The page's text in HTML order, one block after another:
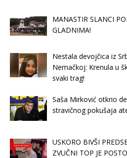
MANASTIR SLANCI
GLADNIMA!
Nestala devojčica iz
Nemačkoj: Krenula u
svaki trag!
Saša Mirković otkrio
stravičnog pokušaja
USKORO BIVŠI
ZVUČNI TOP JE